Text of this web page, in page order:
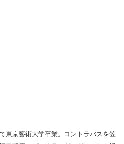
東京藝術大学卒業。コントラバスを笠